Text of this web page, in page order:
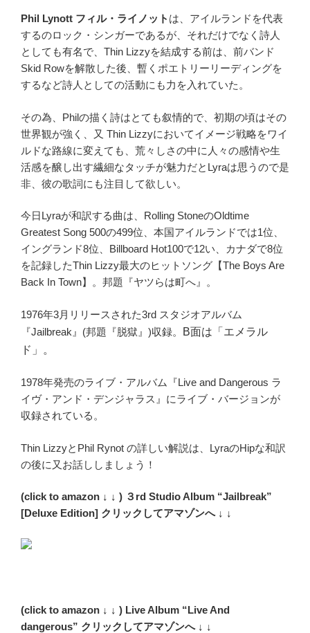
Phil Lynott フィル・ライノット は、アイルランドを代表
するのロック・シンガーであるが、それだけでなく詩人
としても有名で、Thin Lizzyを結成する前は、前バンド
Skid Rowを解散した後、暫くポエトリーリーディングを
するなど詩人としての活動にも力を入れていた。
その為、Philの描く詩はとても叙情的で、初期の頃はその
世界観が強く、又 Thin Lizzyにおいてイメージ戦略をワイ
ルドな路線に変えても、荒々しさの中に人々の感情や生
活感を醸し出す繊細なタッチが魅力だとLyraは思うので是
非、彼の歌詞にも注目して欲しい。
今日Lyraが和訳する曲は、Rolling StoneのOldtime
Greatest Song 500の499位、本国アイルランドでは1位、
イングランド8位、Billboard Hot100で12い、カナダで8位
を記録したThin Lizzy最大のヒットソング【The Boys Are
Back In Town】。邦題『ヤツらは町へ』。
1976年3月リリースされた3rd スタジオアルバム
『Jailbreak』(邦題『脱獄』)収録。
B面は「エメラル
ド」。
1978年発売のライブ・アルバム『Live and Dangerous ラ
イヴ・アンド・デンジャラス』にライブ・バージョンが
収録されている。
Thin LizzyとPhil Rynot の詳しい解説は、LyraのHipな和訳
の後に又お話ししましょう！
(click to amazon ↓ ↓ ) ３rd Studio Album “Jailbreak”
[Deluxe Edition] クリックしてアマゾンへ ↓ ↓
(click to amazon ↓ ↓ ) Live Album “Live And
dangerous” クリックしてアマゾンへ ↓ ↓